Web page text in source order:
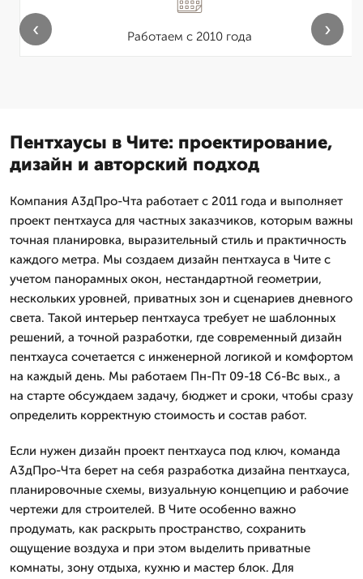
Работаем с 2010 года
‹ ›
Пентхаусы в Чите: проектирование,
дизайн и авторский подход
Компания А3дПро-Чта работает с 2011 года и выполняет
проект пентхауса для частных заказчиков, которым важны
точная планировка, выразительный стиль и практичность
каждого метра. Мы создаем дизайн пентхауса в Чите с
учетом панорамных окон, нестандартной геометрии,
нескольких уровней, приватных зон и сценариев дневного
света. Такой интерьер пентхауса требует не шаблонных
решений, а точной разработки, где современный дизайн
пентхауса сочетается с инженерной логикой и комфортом
на каждый день. Мы работаем Пн-Пт 09-18 Сб-Вс вых., а
на старте обсуждаем задачу, бюджет и сроки, чтобы сразу
определить корректную стоимость и состав работ.
Если нужен дизайн проект пентхауса под ключ, команда
А3дПро-Чта берет на себя разработка дизайна пентхауса,
планировочные схемы, визуальную концепцию и рабочие
чертежи для строителей. В Чите особенно важно
продумать, как раскрыть пространство, сохранить
ощущение воздуха и при этом выделить приватные
комнаты, зону отдыха, кухню и мастер блок. Для